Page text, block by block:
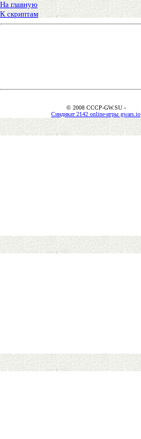
На главную
К скриптам
© 2008 CCCP-GW.SU -
Синдикат 2142 online-игры gwars.io